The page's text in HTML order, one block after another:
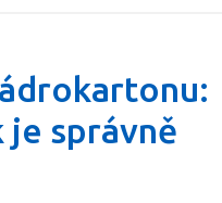
je správně